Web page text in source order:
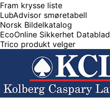
Fram krysse liste
LubAdvisor smøretabell
Norsk Bildelkatalog
EcoOnline Sikkerhet Datablad
Trico produkt velger